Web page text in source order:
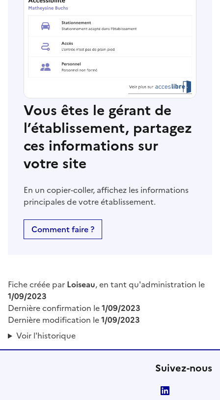
Vous êtes le gérant de
l’établissement, partagez
ces informations sur
votre site
En un copier-coller, affichez les informations
principales de votre établissement.
Comment faire ?
Fiche créée par Loiseau, en tant qu'administration le
1/09/2023
Dernière confirmation le1/09/2023
Dernière modification le1/09/2023
Voir l'historique
Suivez-nous